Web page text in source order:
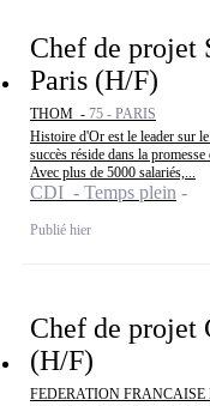
Chef de projet
Paris (H/F)
THOM - 75 - PARIS
Histoire d'Or est le leader sur
succès réside dans la
Avec plus de 5000 salariés,...
CDI - Temps plein
Publié hier
Chef de projet
(H/F)
FEDERATION